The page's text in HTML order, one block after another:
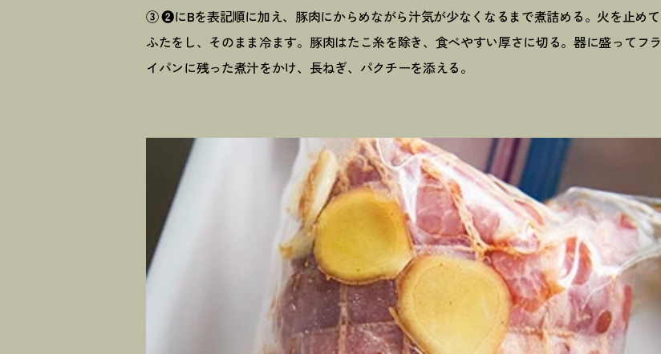
③ ❷にBを表記順に加え、豚肉にからめながら汁気が少なくなるまで煮詰める。火を止めて
ふたをし、そのまま冷ます。豚肉はたこ糸を除き、食べやすい厚さに切る。器に盛ってフラ
イパンに残った煮汁をかけ、長ねぎ、パクチーを添える。